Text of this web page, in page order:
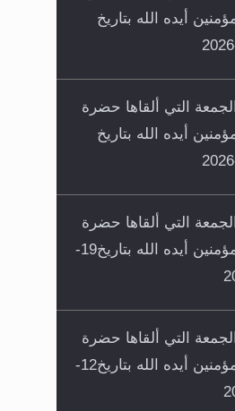
أيده الله بتاريخ
التي ألقاها حضرة
أيده الله بتاريخ
التي ألقاها حضرة
أمير المؤمنين أيده الله بتاريخ19-
التي ألقاها حضرة
أمير المؤمنين أيده الله بتاريخ12-